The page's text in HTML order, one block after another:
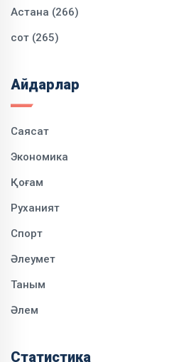
Астана (266)
сот (265)
Айдарлар
Саясат
Экономика
Қоғам
Руханият
Спорт
Әлеумет
Таным
Әлем
Статистика